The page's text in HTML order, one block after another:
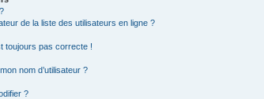
de la liste des utilisateurs en ligne ?
toujours pas correcte !
nom d’utilisateur ?
?